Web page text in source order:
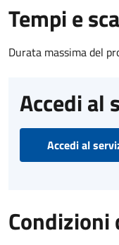
Tempi e
Durata massima del
Accedi al
Accedi al
Condizioni